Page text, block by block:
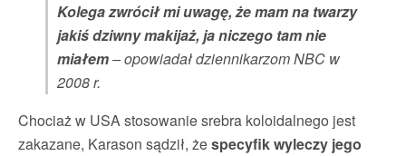
Kolega zwrócił mi uwagę, że mam na twarzy
jakiś dziwny makijaż, ja niczego tam nie
miałem– opowiadał dziennikarzom NBC w
2008 r.
Chociaż w USA stosowanie srebra koloidalnego jest
zakazane, Karason sądził, żespecyfik wyleczy jego